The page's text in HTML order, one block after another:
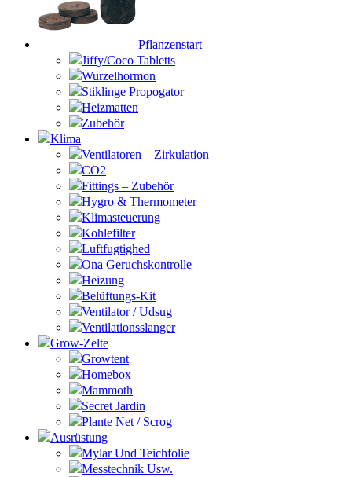
Pflanzenstart
Jiffy/Coco Tabletts
Wurzelhormon
Stiklinge Propogator
Heizmatten
Zubehör
Klima
Ventilatoren – Zirkulation
CO2
Fittings – Zubehör
Hygro & Thermometer
Klimasteuerung
Kohlefilter
Luftfugtighed
Ona Geruchskontrolle
Heizung
Belüftungs-Kit
Ventilator / Udsug
Ventilationsslanger
Grow-Zelte
Growtent
Homebox
Mammoth
Secret Jardin
Plante Net / Scrog
Ausrüstung
Mylar Und Teichfolie
Messtechnik Usw.